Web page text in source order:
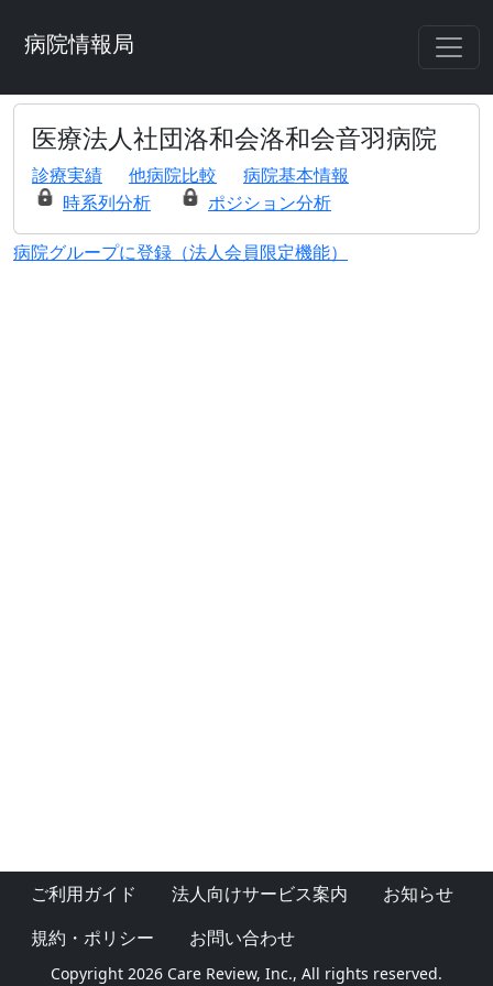
病院情報局
医療法人社団洛和会洛和会音羽病院
診療実績 他病院比較
病院基本情報
時系列分析
ポジション分析
病院グループに登録（法人会員限定機能）
ご利用ガイド 法人向けサービス案内
お知らせ
規約・ポリシー
お問い合わせ
Copyright 2026 Care Review, Inc., All rights reserved.